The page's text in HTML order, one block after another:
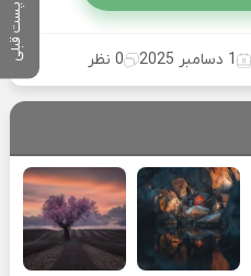
پست قبلی 1 دسامبر 2025 0 نظر